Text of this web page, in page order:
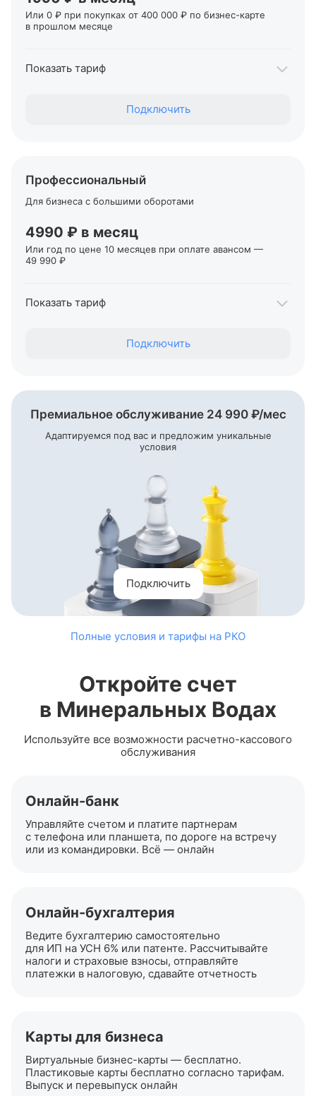
Первые два месяца обслуживания — 0 ₽
Или 0 ₽ при покупках от 400 000 ₽ по бизнес-карте
в прошлом месяце
Показать тариф
Переводы ИП и юрлицам в Т‑Банке
Бесплатно
От 29 ₽
Первые два месяца обслуживания — 0 ₽
Подключить
Профессиональный
Для бизнеса с большими оборотами
4990 ₽ в месяц
Или год по цене 10 месяцев при оплате авансом —
49 990 ₽
Показать тариф
Переводы ИП и юрлицам в Т‑Банке
Бесплатно
Переводы ИП и юрлицам в другие банки
Первые два месяца обслуживания — 0 ₽
Подключить
Премиальное обслуживание 24 990 ₽/мес
Адаптируемся под вас и предложим уникальные
условия
Подключить
Полные условия и тарифы на РКО
Откройте счет
в Минеральных Водах
Используйте все возможности расчетно-кассового
обслуживания
Онлайн-банк
Управляйте счетом и платите партнерам
с телефона или планшета, по дороге на встречу
или из командировки. Всё — онлайн
Онлайн-бухгалтерия
Ведите бухгалтерию самостоятельно
для ИП на УСН 6% или патенте. Рассчитывайте
налоги и страховые взносы, отправляйте
платежки в налоговую, сдавайте отчетность
Карты для бизнеса
Виртуальные бизнес-карты — бесплатно.
Пластиковые карты бесплатно согласно тарифам.
Выпуск и перевыпуск онлайн